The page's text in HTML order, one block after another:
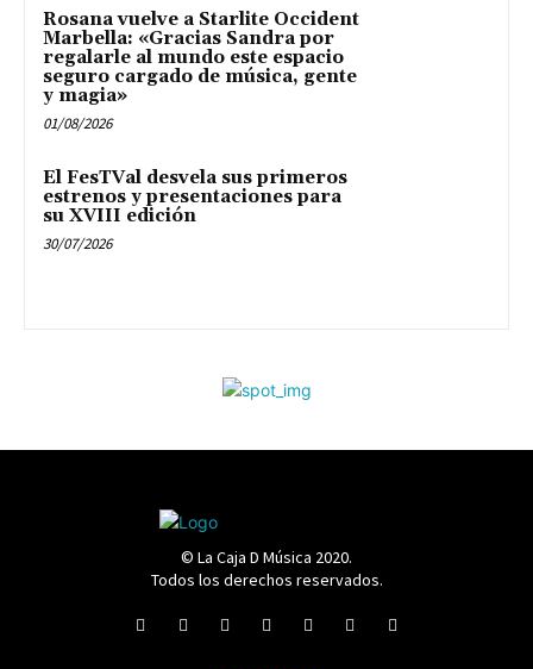
Rosana vuelve a Starlite Occident
Marbella: «Gracias Sandra por
regalarle al mundo este espacio
seguro cargado de música, gente
y magia»
01/08/2026
El FesTVal desvela sus primeros
estrenos y presentaciones para
su XVIII edición
30/07/2026
© La Caja D Música 2020.
Todos los derechos reservados.